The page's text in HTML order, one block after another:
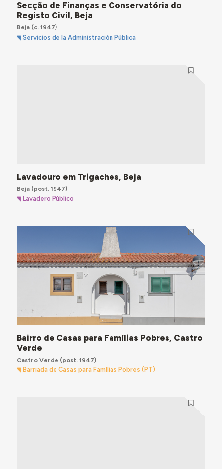
Secção de Finanças e Conservatória do
Registo Civil, Beja
Beja(c. 1947)
Servicios de la Administración Pública
Lavadouro em Trigaches, Beja
Beja(post. 1947)
Lavadero Público
Bairro de Casas para Famílias Pobres, Castro
Verde
Castro Verde (post. 1947)
Barriada de Casas para Famílias Pobres (PT)